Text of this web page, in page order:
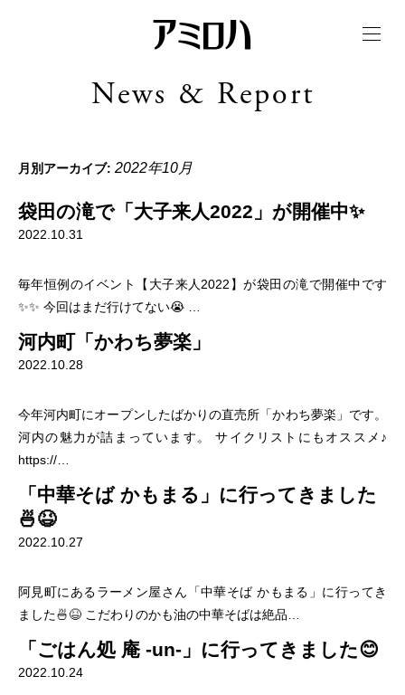
t
News & Report
月別アーカイブ: 2022年10月
袋田の滝で「大子来人2022」が開催中✨
2022.10.31
毎年恒例のイベント【大子来人2022】が袋田の滝で開催中です
✨✨ 今回はまだ行けてない😭 …
河内町「かわち夢楽」
2022.10.28
今年河内町にオープンしたばかりの直売所「かわち夢楽」です。
河内の魅力が詰まっています。 サイクリストにもオススメ♪
https://…
「中華そば かもまる」に行ってきました
🍜😆
2022.10.27
阿見町にあるラーメン屋さん「中華そば かもまる」に行ってき
ました🍜😆 こだわりのかも油の中華そばは絶品…
「ごはん処 庵 -un-」に行ってきました😊
2022.10.24